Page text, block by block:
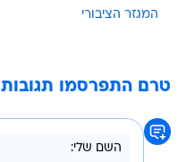
המגזר הציבורי
טרם התפרסמו תגובות